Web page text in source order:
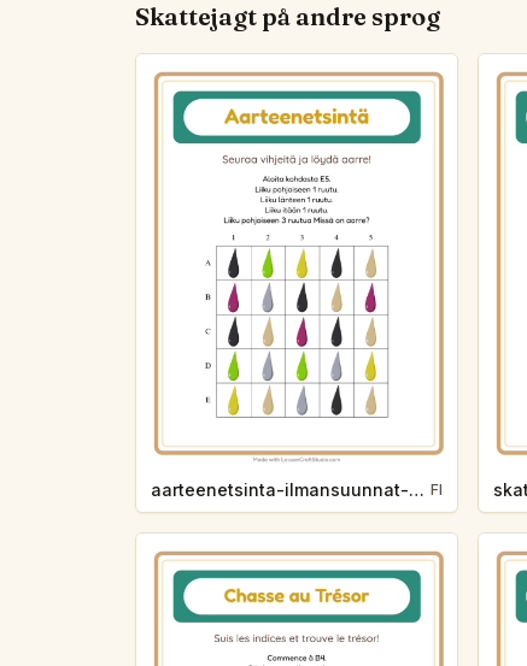
Skattejagt på andre sprog
aarteenetsinta-ilmansuunnat-varit-7eff FI